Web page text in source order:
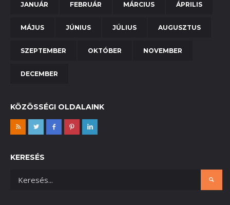
JANUÁR FEBRUÁR MÁRCIUS ÁPRILIS
MÁJUS JÚNIUS JÚLIUS AUGUSZTUS
SZEPTEMBER OKTÓBER NOVEMBER
DECEMBER
KÖZÖSSÉGI OLDALAINK
KERESÉS